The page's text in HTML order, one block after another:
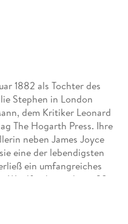
1882 als Tochter des
Stephen in London
dem Kritiker Leonard
The Hogarth Press. Ihre
neben James Joyce
eine der lebendigsten
ein umfangreiches
Woolf nahm sich am 28.